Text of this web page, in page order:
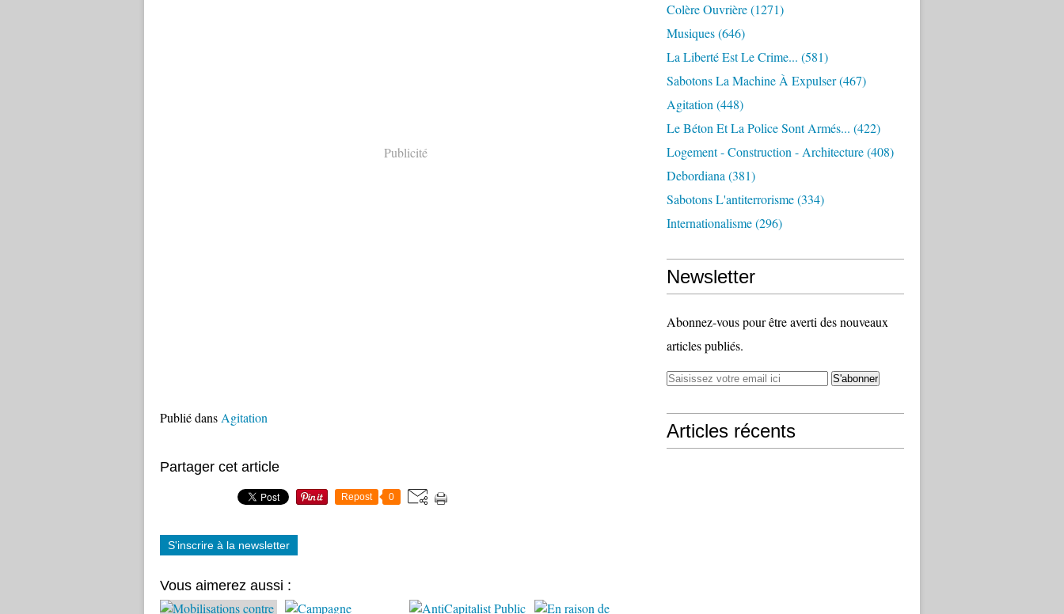
Publicité
Publié dans Agitation
Partager cet article
Repost 0
S'inscrire à la newsletter
Vous aimerez aussi :
Colère Ouvrière(1271)
Musiques(646)
La Liberté Est Le Crime... (581)
Sabotons La Machine À Expulser(467)
Agitation (448)
Le Béton Et La Police Sont Armés... (422)
Logement - Construction - Architecture(408)
Debordiana (381)
Sabotons L'antiterrorisme(334)
Internationalisme(296)
Newsletter
Abonnez-vous pour être averti des nouveaux
articles publiés.
Articles récents